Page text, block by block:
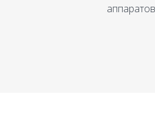
аппаратов